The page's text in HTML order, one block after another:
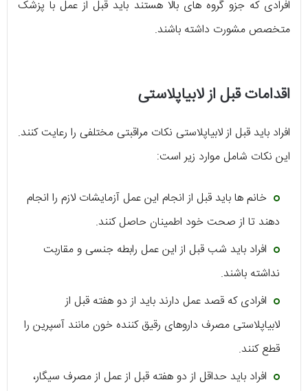
افرادی که جزو گروه های بالا هستند باید قبل از عمل با پزشک
متخصص مشورت داشته باشند.
اقدامات قبل از لابیاپلاستی
افراد باید قبل از لابیاپلاستی نکات مراقبتی مختلفی را رعایت کنند.
این نکات شامل موارد زیر است:
خانم ها باید قبل از انجام این عمل آزمایشات لازم را انجام
دهند تا از صحت خود اطمینان حاصل کنند.
افراد باید شب قبل از این عمل رابطه جنسی و مقاربت
نداشته باشند.
افرادی که قصد عمل دارند باید از دو هفته قبل از
لابیاپلاستی مصرف داروهای رقیق کننده خون مانند آسپرین را
قطع کنند.
افراد باید حداقل از دو هفته قبل از عمل از مصرف سیگار،